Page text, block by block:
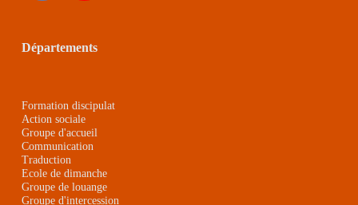
Départements
Formation discipulat
Action sociale
Groupe d'accueil
Communication
Traduction
Ecole de dimanche
Groupe de louange
Groupe d'intercession